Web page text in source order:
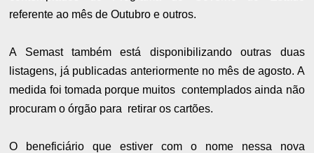
referente ao mês de Outubro e outros.
A Semast também está disponibilizando outras duas
listagens, já publicadas anteriormente no mês de agosto. A
medida foi tomada porque muitos contemplados ainda não
procuram o órgão para retirar os cartões.
O beneficiário que estiver com o nome nessa nova